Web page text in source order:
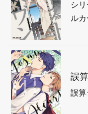
シ
ルカ
誤
誤算